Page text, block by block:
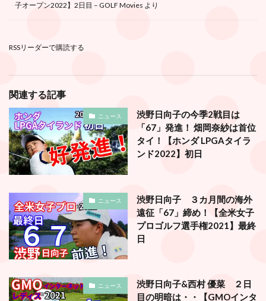
子オープン2022】2日目 – GOLF Movies より
RSSリーダーで購読する
関連する記事
ニュース
渋野日向子の今季2戦目は
「67」発進！ 畑岡奈紗は首位
タイ！【ホンダ LPGAタイラ
ンド2022】初日
ニュース
渋野日向子 ３カ月間の海外
遠征「67」締め！【全米女子
プロゴルフ選手権2021】最終
日
ニュース
渋野日向子&西村 優菜 ２日
目の明暗は・・【GMOインタ